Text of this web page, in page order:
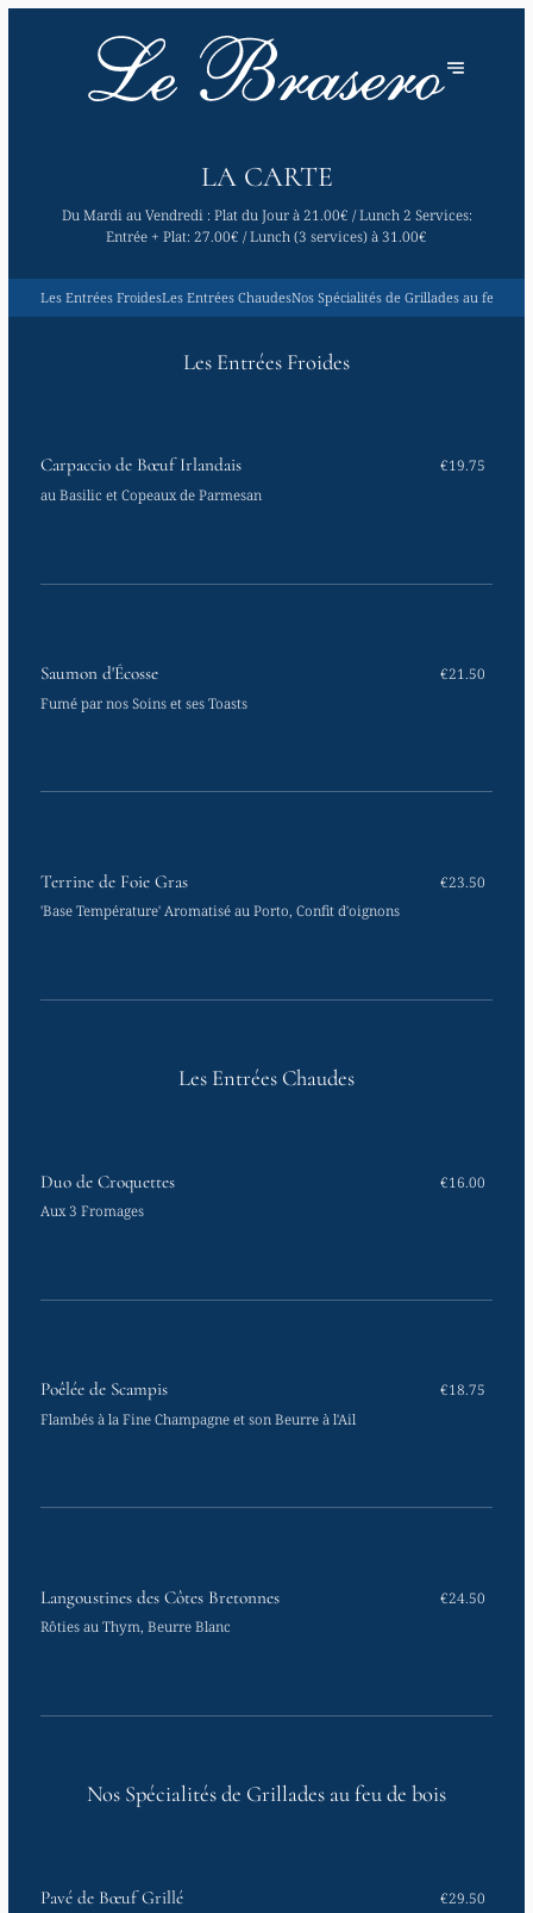
LA CARTE
Du Mardi au Vendredi : Plat du Jour à 21.00€ / Lunch 2 Services:
Entrée + Plat: 27.00€ / Lunch (3 services) à 31.00€
Les Entrées FroidesLes Entrées ChaudesNos Spécialités de Grillades au feu de
Les Entrées Froides
Carpaccio de Bœuf Irlandais
au Basilic et Copeaux de Parmesan
€19.75
Saumon d'Écosse
Fumé par nos Soins et ses Toasts
€21.50
Terrine de Foie Gras
'Base Température' Aromatisé au Porto, Confit d'oignons
€23.50
Les Entrées Chaudes
Duo de Croquettes
Aux 3 Fromages
€16.00
Poêlée de Scampis
Flambés à la Fine Champagne et son Beurre à l'Ail
€18.75
Langoustines des Côtes Bretonnes
Rôties au Thym, Beurre Blanc
€24.50
Nos Spécialités de Grillades au feu de bois
Pavé de Bœuf Grillé €29.50